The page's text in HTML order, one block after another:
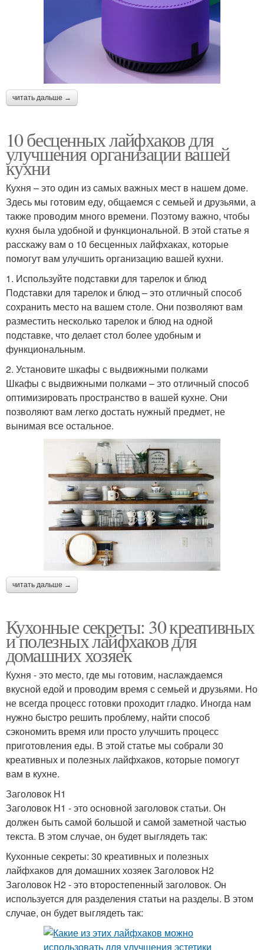
читать дальше →
10 бесценных лайфхаков для
улучшения организации вашей
кухни
Кухня – это один из самых важных мест в нашем доме.
Здесь мы готовим еду, общаемся с семьей и друзьями, а
также проводим много времени. Поэтому важно, чтобы
кухня была удобной и функциональной. В этой статье я
расскажу вам о 10 бесценных лайфхаках, которые
помогут вам улучшить организацию вашей кухни.
1. Используйте подставки для тарелок и блюд
Подставки для тарелок и блюд – это отличный способ
сохранить место на вашем столе. Они позволяют вам
разместить несколько тарелок и блюд на одной
подставке, что делает стол более удобным и
функциональным.
2. Установите шкафы с выдвижными полками
Шкафы с выдвижными полками – это отличный способ
оптимизировать пространство в вашей кухне. Они
позволяют вам легко достать нужный предмет, не
вынимая все остальное.
читать дальше →
Кухонные секреты: 30 креативных
и полезных лайфхаков для
домашних хозяек
Кухня - это место, где мы готовим, наслаждаемся
вкусной едой и проводим время с семьей и друзьями. Но
не всегда процесс готовки проходит гладко. Иногда нам
нужно быстро решить проблему, найти способ
сэкономить время или просто улучшить процесс
приготовления еды. В этой статье мы собрали 30
креативных и полезных лайфхаков, которые помогут
вам в кухне.
Заголовок H1
Заголовок H1 - это основной заголовок статьи. Он
должен быть самой большой и самой заметной частью
текста. В этом случае, он будет выглядеть так:
Кухонные секреты: 30 креативных и полезных
лайфхаков для домашних хозяек Заголовок H2
Заголовок H2 - это второстепенный заголовок. Он
используется для разделения статьи на разделы. В этом
случае, он будет выглядеть так: